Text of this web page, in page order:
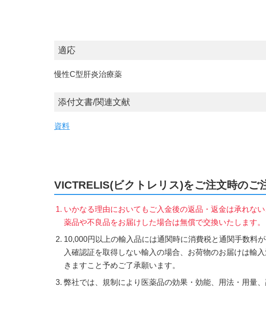
適応
慢性C型肝炎治療薬
添付文書/関連文献
資料
VICTRELIS(ビクトレリス)をご注文時のご
いかなる理由においてもご入金後の返品・返金は承れな
薬品や不良品をお届けした場合は無償で交換いたします。
10,000円以上の輸入品には通関時に消費税と通関手数料
入確認証を取得しない輸入の場合、お荷物のお届けは輸
きますこと予めご了承願います。
弊社では、規制により医薬品の効果・効能、用法・用量